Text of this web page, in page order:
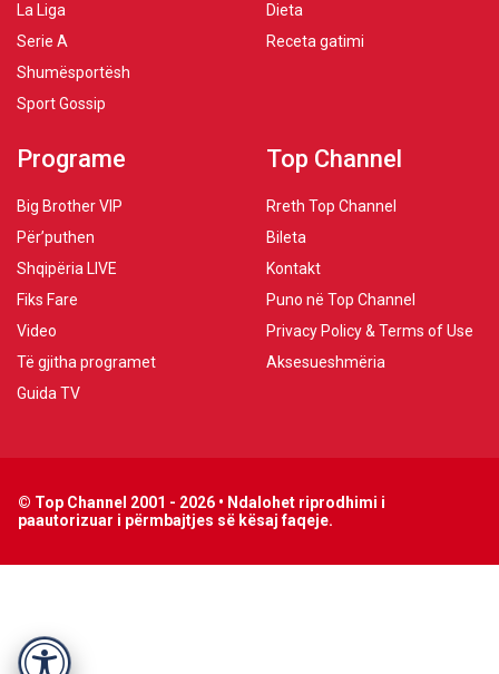
La Liga
Serie A
Shumësportësh
Sport Gossip
Dieta
Receta gatimi
Programe
Big Brother VIP
Për’puthen
Shqipëria LIVE
Fiks Fare
Video
Të gjitha programet
Guida TV
Top Channel
Rreth Top Channel
Bileta
Kontakt
Puno në Top Channel
Privacy Policy & Terms of Use
Aksesueshmëria
© Top Channel 2001 - 2026 • Ndalohet riprodhimi i
paautorizuar i përmbajtjes së kësaj faqeje.